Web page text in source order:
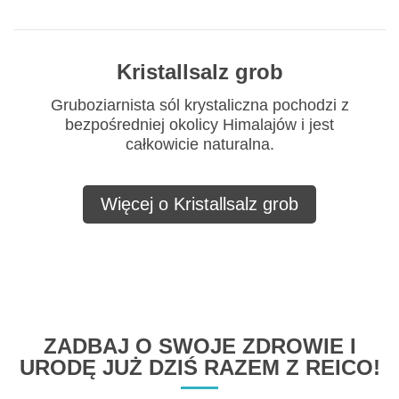
Kristallsalz grob
Gruboziarnista sól krystaliczna pochodzi z
bezpośredniej okolicy Himalajów i jest
całkowicie naturalna.
Więcej o Kristallsalz grob
ZADBAJ O SWOJE ZDROWIE I
URODĘ JUŻ DZIŚ RAZEM Z REICO!